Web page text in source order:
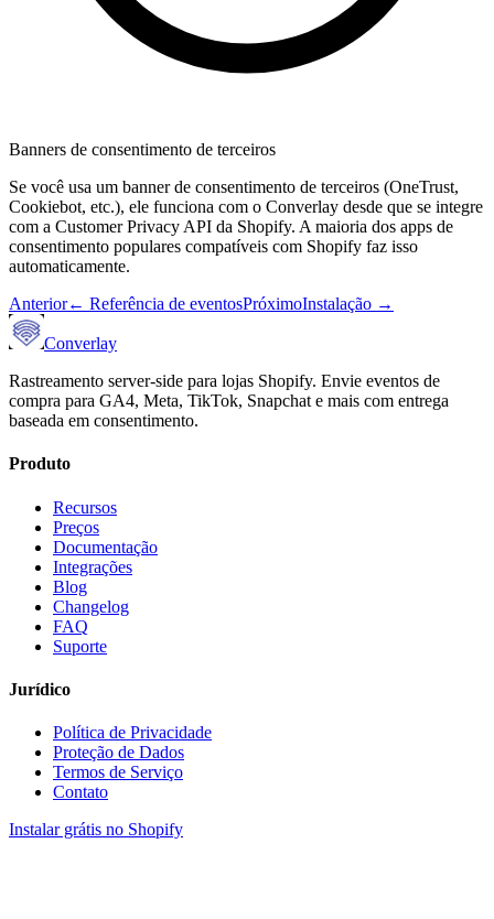
Banners de consentimento de terceiros
Se você usa um banner de consentimento de terceiros (OneTrust,
Cookiebot, etc.), ele funciona com o Converlay desde que se integre
com a Customer Privacy API da Shopify. A maioria dos apps de
consentimento populares compatíveis com Shopify faz isso
automaticamente.
Anterior← Referência de eventosPróximoInstalação →
Converlay
Rastreamento server-side para lojas Shopify. Envie eventos de
compra para GA4, Meta, TikTok, Snapchat e mais com entrega
baseada em consentimento.
Produto
Recursos
Preços
Documentação
Integrações
Blog
Changelog
FAQ
Suporte
Jurídico
Política de Privacidade
Proteção de Dados
Termos de Serviço
Contato
Instalar grátis no Shopify